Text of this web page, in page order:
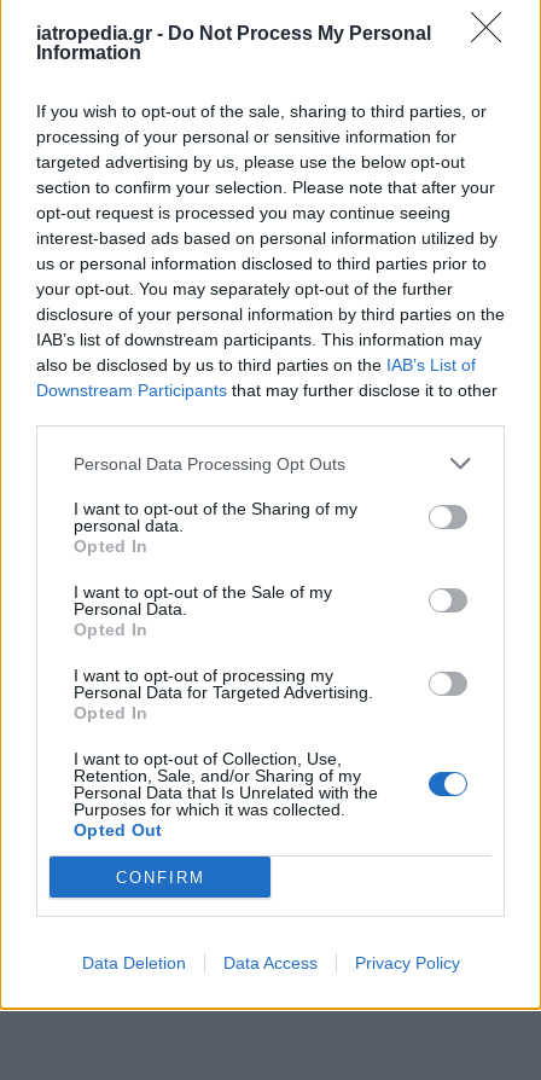
iatropedia.gr - Do Not Process My Personal
Information
If you wish to opt-out of the sale, sharing to third parties, or
processing of your personal or sensitive information for
targeted advertising by us, please use the below opt-out
section to confirm your selection. Please note that after your
opt-out request is processed you may continue seeing
interest-based ads based on personal information utilized by
us or personal information disclosed to third parties prior to
your opt-out. You may separately opt-out of the further
disclosure of your personal information by third parties on the
IAB’s list of downstream participants. This information may
also be disclosed by us to third parties on the IAB’s List of
Downstream Participants that may further disclose it to other
Personal Data Processing Opt Outs
I want to opt-out of the Sharing of my
personal data.
Opted In
I want to opt-out of the Sale of my
Personal Data.
Opted In
I want to opt-out of processing my
Personal Data for Targeted Advertising.
Opted In
I want to opt-out of Collection, Use,
Retention, Sale, and/or Sharing of my
Personal Data that Is Unrelated with the
Purposes for which it was collected.
Opted Out
CONFIRM
Data Deletion Data Access Privacy Policy
ΕΙΔΗΣΕΙΣ 06 Αυγούστου 2026 20:01
ΕΟΔΥ: Σε χαμηλά επίπεδα COVID-19, γρίπη και RSV
ΕΙΔΗΣΕΙΣ 06 Αυγούστου 2026 19:30
Σαμοθράκη: Αγωνιώδης επιχείρηση διάσωσης
15χρονης – Τραυματίστηκε σε δύσβατο σημείο στη
Γριά Βάθρα